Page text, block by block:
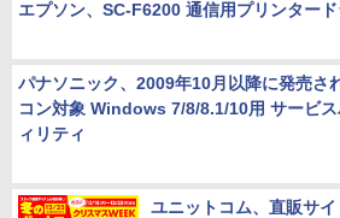
エプソン、SC-F6200 通信用プリンター
パナソニック、2009年10月以降に発売さ
コン対象 Windows 7/8/8.1/10用 サービ
ィリティ
ユニットコム、直販サ